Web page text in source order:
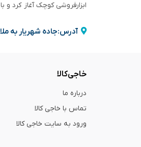
ابزارفروشی کوچک آغاز کرد
آدرس:جاده شهریار به
خاجی‌کالا
درباره ما
تماس با خاجی کالا
ورود به سایت خاجی‌ کالا